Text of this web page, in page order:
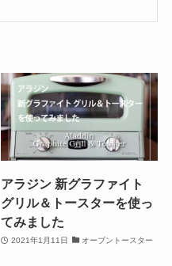
アラジン 新グラファイト
グリル＆トースターを使っ
てみました
2021年1月11日 オーブントースター